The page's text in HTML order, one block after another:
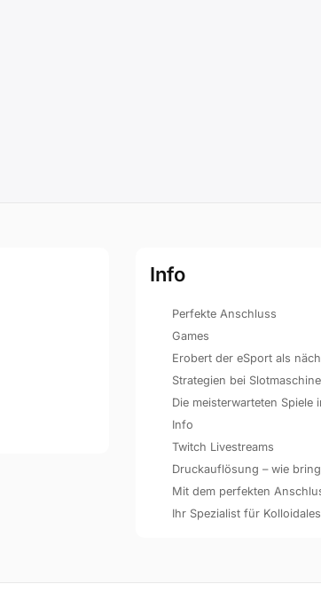
Info
Perfekte Anschluss
Games
Erobert der eSport als
Strategien bei
Die meisterwarteten Spiele
Info
Twitch Livestreams
Druckauflösung – wie
Mit dem perfekten
Ihr Spezialist für